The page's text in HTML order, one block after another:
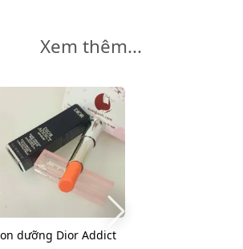
Xem thêm...
dưỡng Dior Addict